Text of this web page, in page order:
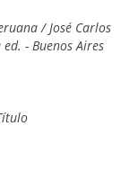
/ José Carlos
- Buenos Aires